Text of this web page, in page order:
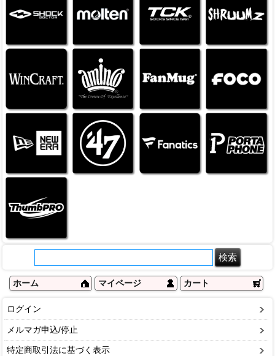
ホーム マイページ カート
ログイン
メルマガ申込/停止
特定商取引法に基づく表示